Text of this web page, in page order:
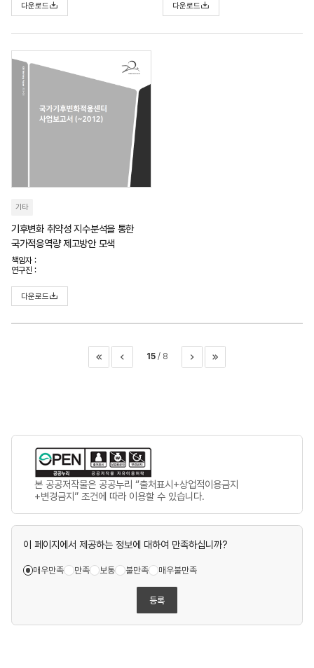
다운로드 다운로드
기타
기후변화 취약성 지수분석을 통한
국가적응역량 제고방안 모색
책임자 :
연구진 :
다운로드
15 8
본 공공저작물은 공공누리 “출처표시+상업적이용금지
+변경금지” 조건에 따라 이용할 수 있습니다.
이 페이지에서 제공하는 정보에 대하여 만족하십니까?
매우만족 만족 보통 불만족 매우불만족
등록